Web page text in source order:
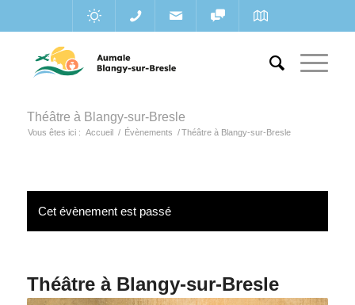
Théâtre à Blangy-sur-Bresle
Vous êtes ici : Accueil / Évènements / Théâtre à Blangy-sur-Bresle
Cet évènement est passé
Théâtre à Blangy-sur-Bresle